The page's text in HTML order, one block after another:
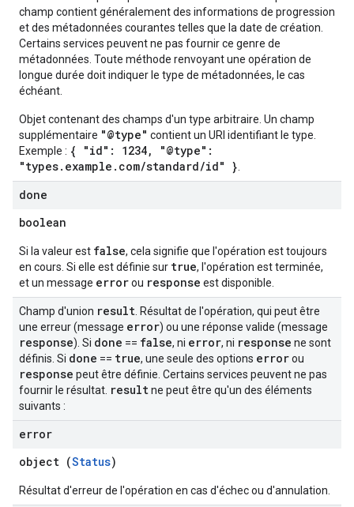
champ contient généralement des informations de progression
et des métadonnées courantes telles que la date de création.
Certains services peuvent ne pas fournir ce genre de
métadonnées. Toute méthode renvoyant une opération de
longue durée doit indiquer le type de métadonnées, le cas
échéant.
Objet contenant des champs d'un type arbitraire. Un champ
supplémentaire "@type" contient un URI identifiant le type.
Exemple : { "id": 1234, "@type":
"types.example.com/standard/id" }
done
boolean
Si la valeur est false, cela signifie que l'opération est toujours
en cours. Si elle est définie sur true, l'opération est terminée,
et un message errorou response est disponible.
Champ d'union result . Résultat de l'opération, qui peut être
une erreur (message error) ou une réponse valide (message
response). Si done == false, ni error, ni response ne sont
définis. Si done == true, une seule des options errorou
response peut être définie. Certains services peuvent ne pas
fournir le résultat. resultne peut être qu'un des éléments
suivants :
error
object (Status)
Résultat d'erreur de l'opération en cas d'échec ou d'annulation.